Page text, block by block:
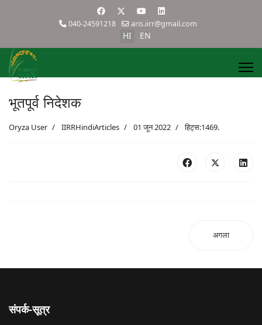
040-24591218 aris.iirr@gmail.com
HI EN
भूतपूर्व निदेशक
Oryza User IIRRHindiArticles 01 जून 2022 हिट्स:1469.
अगला
संपर्क-सूत्र